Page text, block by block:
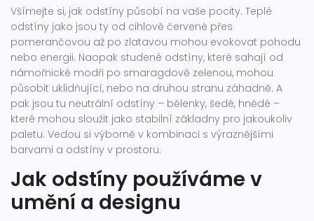
Všímejte si, jak odstíny působí na vaše pocity. Teplé
odstíny jako jsou ty od cihlově červené přes
pomerančovou až po zlatavou mohou evokovat pohodu
nebo energii. Naopak studené odstíny, které sahají od
námořnické modři po smaragdově zelenou, mohou
působit uklidňující, nebo na druhou stranu záhadně. A
pak jsou tu neutrální odstíny – bělenky, šedé, hnědé –
které mohou sloužit jako stabilní základny pro jakoukoliv
paletu. Vedou si výborně v kombinaci s výraznějšími
barvami a odstíny v prostoru.
Jak odstíny používáme v
umění a designu